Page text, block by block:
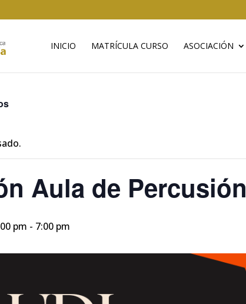
INICIO MATRÍCULA CURSO ASOCIACIÓN
Aula de Percusión
pm - 7:00 pm